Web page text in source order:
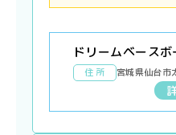
ドリームベースボ
住 所 宮城県仙台市